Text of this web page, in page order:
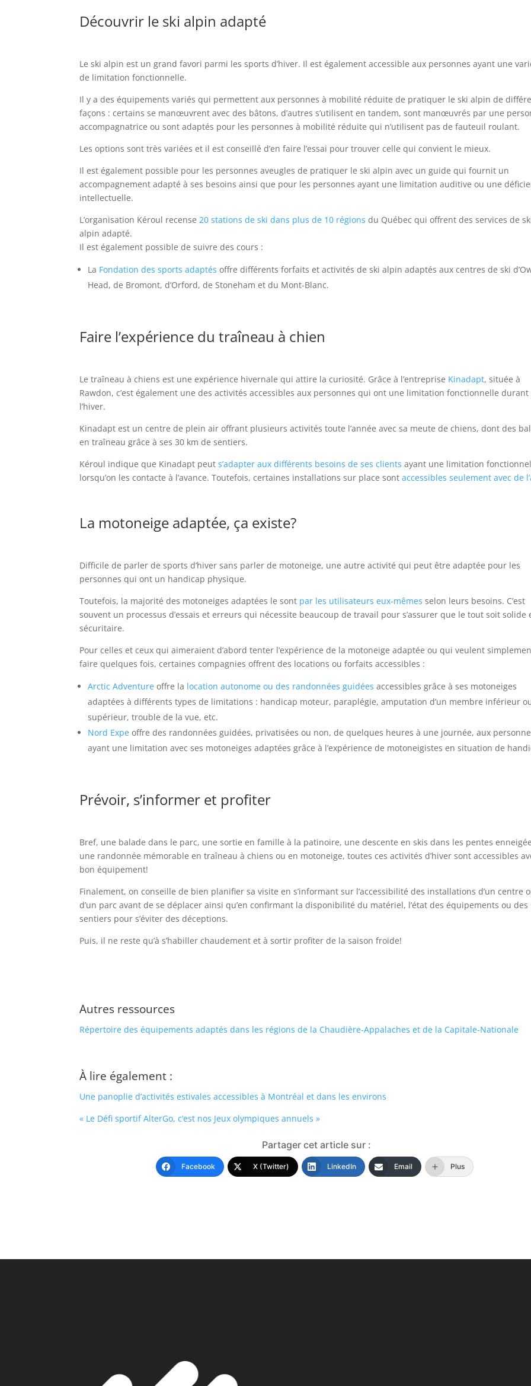
Découvrir le ski alpin adapté
Le ski alpin est un grand favori parmi les sports d’hiver. Il est également accessible aux personnes ayant une
de limitation fonctionnelle.
Il y a des équipements variés qui permettent aux personnes à mobilité réduite de pratiquer le ski alpin de
façons : certains se manœuvrent avec des bâtons, d’autres s’utilisent en tandem, sont manœuvrés par une
accompagnatrice ou sont adaptés pour les personnes à mobilité réduite qui n’utilisent pas de fauteuil roulant.
Les options sont très variées et il est conseillé d’en faire l’essai pour trouver celle qui convient le mieux.
Il est également possible pour les personnes aveugles de pratiquer le ski alpin avec un guide qui fournit un
accompagnement adapté à ses besoins ainsi que pour les personnes ayant une limitation auditive ou une
intellectuelle.
L’organisation Kéroul recense20 stations de ski dans plus de 10 régions du Québec qui offrent des services de
alpin adapté.
Il est également possible de suivre des cours :
La Fondation des sports adaptés offre différents forfaits et activités de ski alpin adaptés aux centres de ski
Head, de Bromont, d’Orford, de Stoneham et du Mont-Blanc.
Faire l’expérience du traîneau à chien
Le traîneau à chiens est une expérience hivernale qui attire la curiosité. Grâce à l’entreprise Kinadapt, située à
Rawdon, c’est également une des activités accessibles aux personnes qui ont une limitation fonctionnelle durant
l’hiver.
Kinadapt est un centre de plein air offrant plusieurs activités toute l’année avec sa meute de chiens, dont des
en traîneau grâce à ses 30 km de sentiers.
Kéroul indique que Kinadapt peuts’adapter aux différents besoins de ses clients ayant une limitation
lorsqu’on les contacte à l’avance. Toutefois, certaines installations sur place sont accessibles seulement avec de
La motoneige adaptée, ça existe?
Difficile de parler de sports d’hiver sans parler de motoneige, une autre activité qui peut être adaptée pour les
personnes qui ont un handicap physique.
Toutefois, la majorité des motoneiges adaptées le sont par les utilisateurs eux-mêmes selon leurs besoins. C’est
souvent un processus d’essais et erreurs qui nécessite beaucoup de travail pour s’assurer que le tout soit solide
sécuritaire.
Pour celles et ceux qui aimeraient d’abord tenter l’expérience de la motoneige adaptée ou qui veulent
faire quelques fois, certaines compagnies offrent des locations ou forfaits accessibles :
Arctic Adventure offre la location autonome ou des randonnées guidées accessibles grâce à ses motoneiges
adaptées à différents types de limitations : handicap moteur, paraplégie, amputation d’un membre inférieur
supérieur, trouble de la vue, etc.
Nord Expe offre des randonnées guidées, privatisées ou non, de quelques heures à une journée, aux
ayant une limitation avec ses motoneiges adaptées grâce à l’expérience de motoneigistes en situation de
Prévoir, s’informer et profiter
Bref, une balade dans le parc, une sortie en famille à la patinoire, une descente en skis dans les pentes
une randonnée mémorable en traîneau à chiens ou en motoneige, toutes ces activités d’hiver sont accessibles
bon équipement!
Finalement, on conseille de bien planifier sa visite en s’informant sur l’accessibilité des installations d’un centre
d’un parc avant de se déplacer ainsi qu’en confirmant la disponibilité du matériel, l’état des équipements ou des
sentiers pour s’éviter des déceptions.
Puis, il ne reste qu’à s’habiller chaudement et à sortir profiter de la saison froide!
Autres ressources
Répertoire des équipements adaptés dans les régions de la Chaudière-Appalaches et de la Capitale-Nationale
À lire également :
Une panoplie d’activités estivales accessibles à Montréal et dans les environs
« Le Défi sportif AlterGo, c’est nos Jeux olympiques annuels »
Partager cet article sur :
Facebook X (Twitter) LinkedIn Email Plus